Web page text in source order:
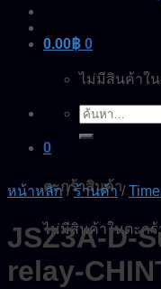
0.00฿ 0
ไม่มีสินค้าใ
ค้นหา:
0
ตะกร้าสินค้า
ไม่มีสินค้าในตะกร้
หน้าหลัก / ร้านค้า /
JSZ3A-D-
relay-